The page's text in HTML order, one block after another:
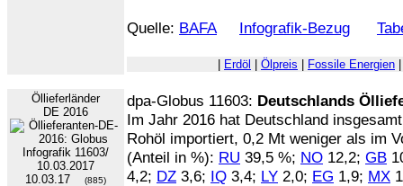
Quelle: BAFA Infografik-Bezug
Erdöl Ölpreis Fossile Energien
Öllieferländer
DE 2016
10.03.17 (885)
dpa-Globus 11603: Deutschlands
Im Jahr 2016 hat Deutschland
Rohöl importiert, 0,2 Mt weniger als im
(Anteil in %): RU 39,5 %; NO 12,2; GB
4,2; DZ 3,6; IQ 3,4; LY 2,0; EG 1,9; MX